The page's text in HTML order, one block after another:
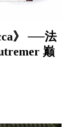
》 ──法
巅